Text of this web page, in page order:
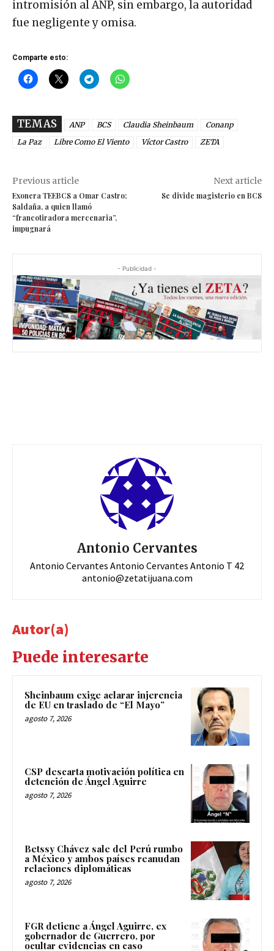
intromisión al ANP, sin embargo, la autoridad
fue negligente y omisa.
Comparte esto:
TEMAS ANP BCS Claudia Sheinbaum
Conanp
La Paz
Libre Como El Viento Víctor Castro ZETA
Previous article
Exonera TEEBCS a Omar Castro;
Saldaña, a quien llamó
“francotiradora mercenaria”,
impugnará
Next article
Se divide magisterio en BCS
- Publicidad -
Antonio Cervantes
Antonio Cervantes Antonio Cervantes Antonio T 42
antonio@zetatijuana.com
Autor(a)
Puede interesarte
Sheinbaum exige aclarar injerencia
de EU en traslado de “El Mayo”
agosto 7, 2026
CSP descarta motivación política en
detención de Ángel Aguirre
agosto 7, 2026
Betssy Chávez sale del Perú rumbo
a México y ambos países reanudan
relaciones diplomáticas
agosto 7, 2026
FGR detiene a Ángel Aguirre, ex
gobernador de Guerrero, por
ocultar evidencias en caso